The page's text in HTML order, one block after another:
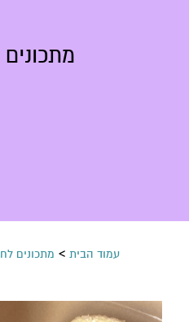
עמוד הבית > מתכונים